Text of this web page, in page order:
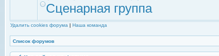
Сценарная группа
Удалить cookies форума | Наша команда
Список форумов